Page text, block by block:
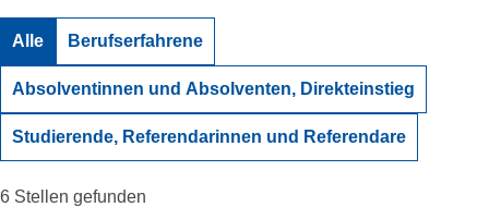
6 Stellen gefunden